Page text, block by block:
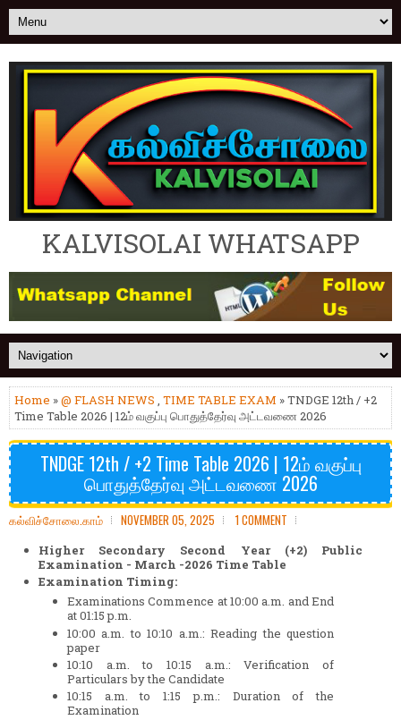
KALVISOLAI WHATSAPP
Home »@ FLASH NEWS , TIME TABLE EXAM » TNDGE 12th / +2
Time Table 2026 | 12ம் வகுப்பு பொதுத்தேர்வு அட்டவணை 2026
TNDGE 12th / +2 Time Table 2026 | 12ம் வகுப்பு
பொதுத்தேர்வு அட்டவணை 2026
கல்விச்சோலை.காம் NOVEMBER 05, 2025 1 COMMENT
Higher Secondary Second Year (+2) Public
Examination - March -2026 Time Table
Examination Timing:
Examinations Commence at 10:00 a.m. and End
at 01:15 p.m.
10:00 a.m. to 10:10 a.m.: Reading the question
paper
10:10 a.m. to 10:15 a.m.: Verification of
Particulars by the Candidate
10:15 a.m. to 1:15 p.m.: Duration of the
Examination